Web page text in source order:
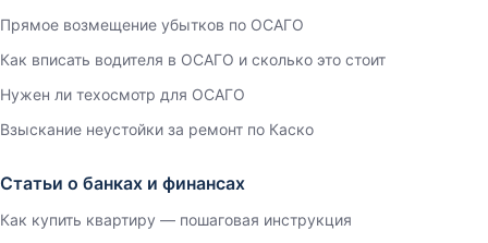
Прямое возмещение убытков по ОСАГО
Как вписать водителя в ОСАГО и сколько это стоит
Нужен ли техосмотр для ОСАГО
Взыскание неустойки за ремонт по Каско
Статьи о банках и финансах
Как купить квартиру — пошаговая инструкция